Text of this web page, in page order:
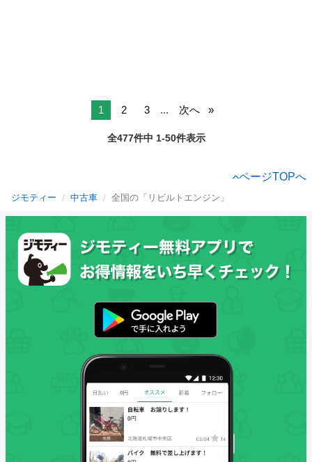
1 2 3 ... 次へ
全477件中 1-50件表示
ページTOPへ
ジモティー 中古車 全国の「リビルトエンジン」